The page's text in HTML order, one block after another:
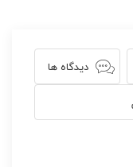
دیدگاه ها